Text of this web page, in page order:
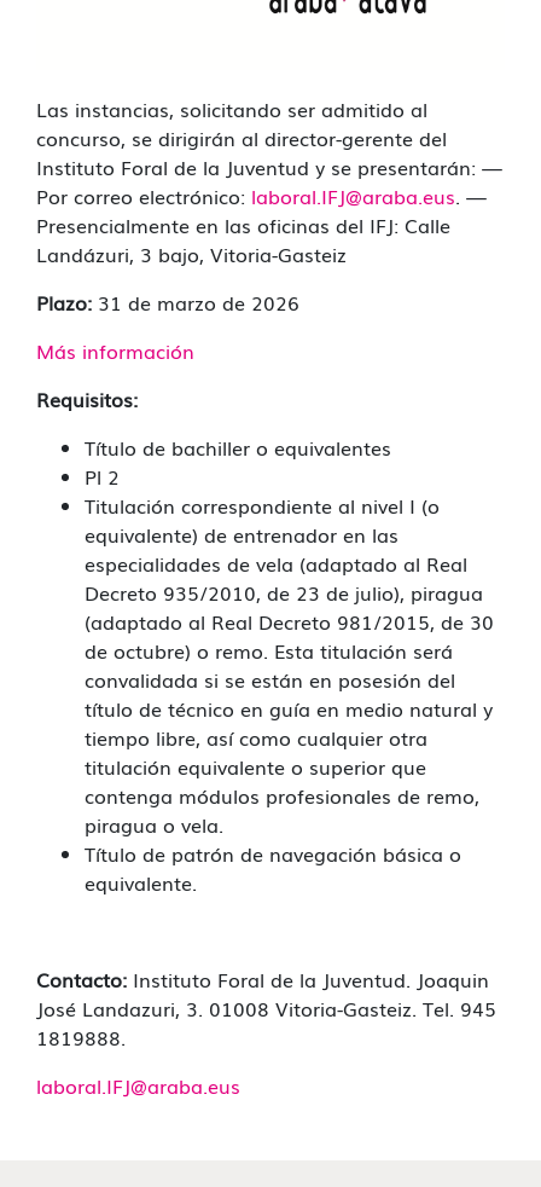
Las instancias, solicitando ser admitido al
concurso, se dirigirán al director-gerente del
Instituto Foral de la Juventud y se presentarán: —
Por correo electrónico: laboral.IFJ@araba.eus. —
Presencialmente en las oficinas del IFJ: Calle
Landázuri, 3 bajo, Vitoria-Gasteiz
Plazo: 31 de marzo de 2026
Más información
Requisitos:
Título de bachiller o equivalentes
Pl 2
Titulación correspondiente al nivel I (o
equivalente) de entrenador en las
especialidades de vela (adaptado al Real
Decreto 935/2010, de 23 de julio), piragua
(adaptado al Real Decreto 981/2015, de 30
de octubre) o remo. Esta titulación será
convalidada si se están en posesión del
título de técnico en guía en medio natural y
tiempo libre, así como cualquier otra
titulación equivalente o superior que
contenga módulos profesionales de remo,
piragua o vela.
Título de patrón de navegación básica o
equivalente.
Contacto: Instituto Foral de la Juventud. Joaquin
José Landazuri, 3. 01008 Vitoria-Gasteiz. Tel. 945
1819888.
laboral.IFJ@araba.eus